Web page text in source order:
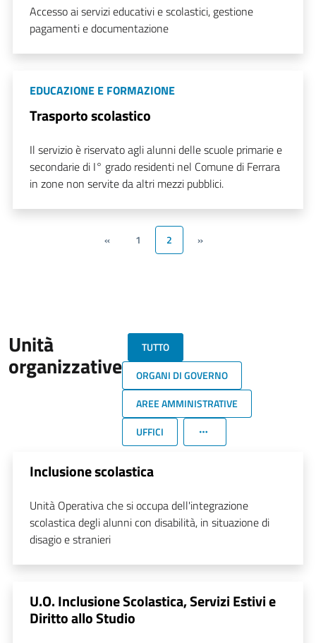
Accesso ai servizi educativi e scolastici, gestione
pagamenti e documentazione
EDUCAZIONE E FORMAZIONE
Trasporto scolastico
Il servizio è riservato agli alunni delle scuole primarie e
secondarie di I° grado residenti nel Comune di Ferrara
in zone non servite da altri mezzi pubblici.
« 1 2 »
Unità
organizzative
TUTTO
ORGANI DI GOVERNO
AREE AMMINISTRATIVE
UFFICI
Inclusione scolastica
Unità Operativa che si occupa dell'integrazione
scolastica degli alunni con disabilità, in situazione di
disagio e stranieri
U.O. Inclusione Scolastica, Servizi Estivi e
Diritto allo Studio